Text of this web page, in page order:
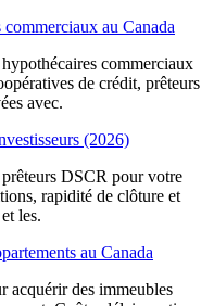
au Canada
commerciaux
de crédit, prêteurs
avec.
(2026)
DSCR pour votre
rapidité de clôture et
les.
au Canada
acquérir des immeubles